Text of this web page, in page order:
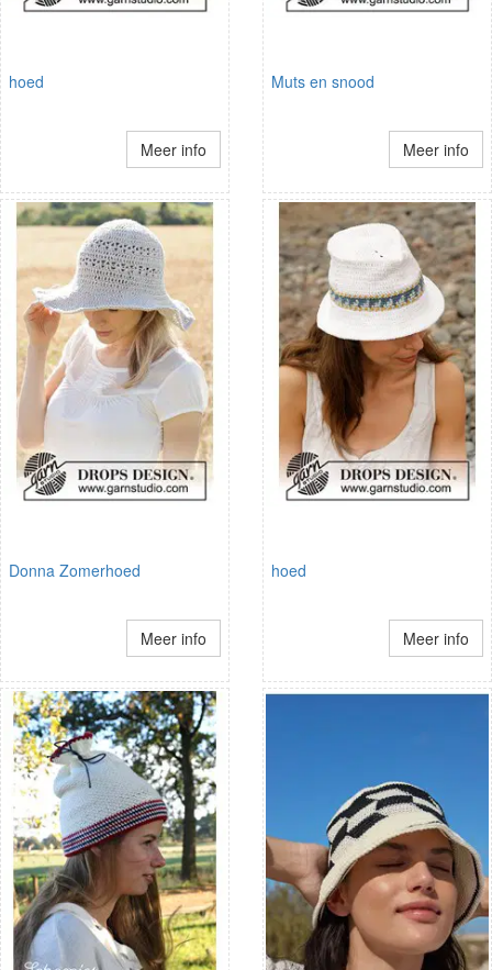
hoed
Meer info
Muts en snood
Meer info
Donna Zomerhoed
Meer info
hoed
Meer info